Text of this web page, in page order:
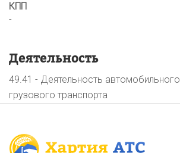
КПП
-
Деятельность
49.41 - Деятельность автомобильного
грузового транспорта